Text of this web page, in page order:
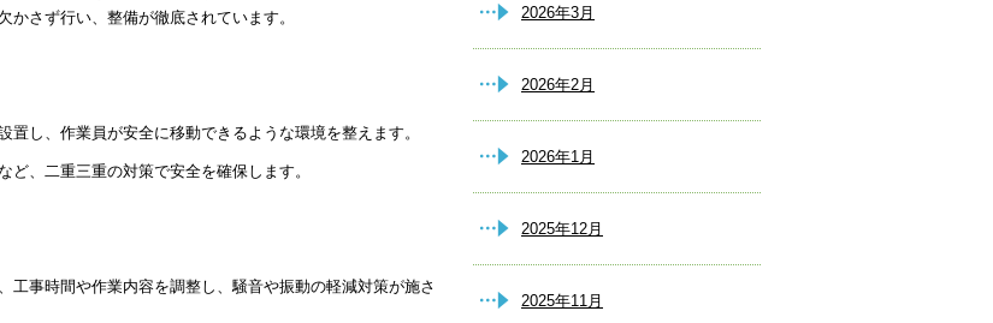
さず行い、整備が徹底されています。
し、作業員が安全に移動できるような環境を整えます。
、二重三重の対策で安全を確保します。
工事時間や作業内容を調整し、騒音や振動の軽減対策が施さ
2026年3月
2026年2月
2026年1月
2025年12月
2025年11月